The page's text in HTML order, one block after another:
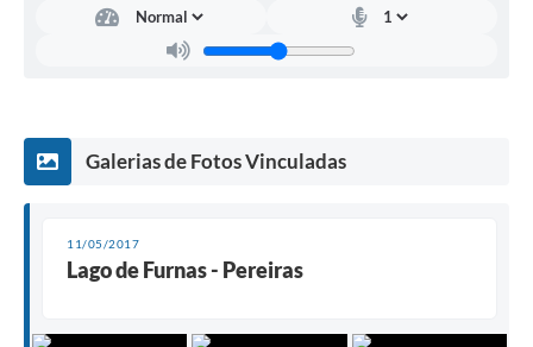
Galerias de Fotos Vinculadas
11/05/2017
Lago de Furnas - Pereiras